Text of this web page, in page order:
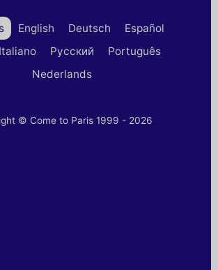
English Deutsch
Español
Italiano Русский
Português
Nederlands
© Come to Paris 1999 - 2026